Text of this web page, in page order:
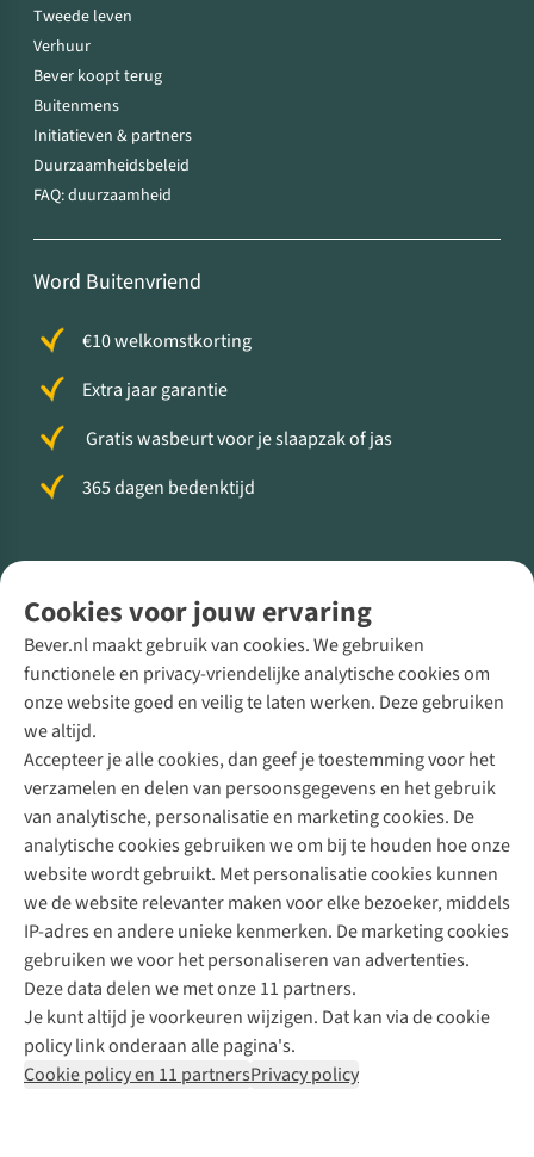
Cookies voor jouw ervaring
Bever.nl maakt gebruik van cookies. We gebruiken
functionele en privacy-vriendelijke analytische cookies om
onze website goed en veilig te laten werken. Deze gebruiken
we altijd.
Accepteer je alle cookies, dan geef je toestemming voor het
verzamelen en delen van persoonsgegevens en het gebruik
van analytische, personalisatie en marketing cookies. De
analytische cookies gebruiken we om bij te houden hoe onze
website wordt gebruikt. Met personalisatie cookies kunnen
we de website relevanter maken voor elke bezoeker, middels
IP-adres en andere unieke kenmerken. De marketing cookies
gebruiken we voor het personaliseren van advertenties.
Deze data delen we met onze 11 partners.
Je kunt altijd je voorkeuren wijzigen. Dat kan via de cookie
policy link onderaan alle pagina's.
Cookie policy en 11 partnersPrivacy policy
Tweede leven
Verhuur
Bever koopt terug
Buitenmens
Initiatieven & partners
Duurzaamheidsbeleid
FAQ: duurzaamheid
Word Buitenvriend
€10 welkomstkorting
Extra jaar garantie
Gratis wasbeurt voor je slaapzak of jas
365 dagen bedenktijd
Direct advies van een Buitenexpert
+31 (0)85 888 50 88
+31 6 12 28 49 80
Contactformulier